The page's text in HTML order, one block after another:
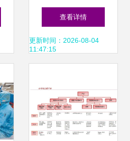
道 大连至珠海内贸
海运服务解析
查看详情
更新时间：2026-08-04
11:47:15